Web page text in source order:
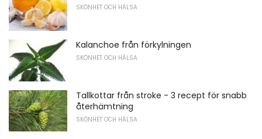
SKÖNHET OCH HÄLSA
Kalanchoe från förkylningen
SKÖNHET OCH HÄLSA
Tallkottar från stroke - 3 recept för snabb
återhämtning
SKÖNHET OCH HÄLSA